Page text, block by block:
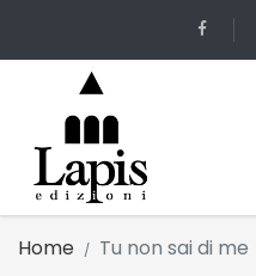
Home Tu non sai di me